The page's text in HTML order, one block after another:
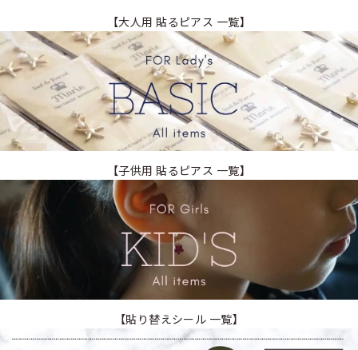
【大人用 貼るピアス 一覧】
【子供用 貼るピアス 一覧】
【貼り替えシール 一覧】